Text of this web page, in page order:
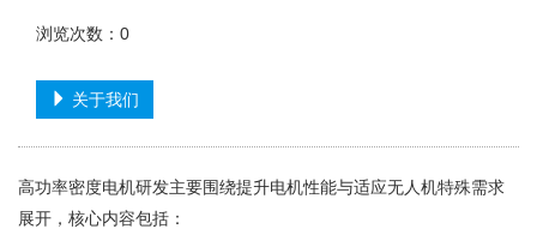
浏览次数： 0
关于我们
高功率密度电机研发主要围绕提升电机性能与适应无人机特殊需求
展开，核心内容包括：